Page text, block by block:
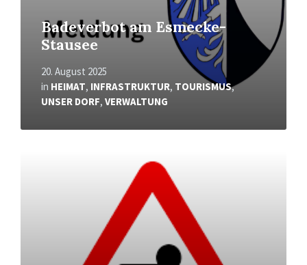
Badeverbot am Esmecke-
Stausee
20. August 2025
in HEIMAT, INFRASTRUKTUR, TOURISMUS,
UNSER DORF, VERWALTUNG